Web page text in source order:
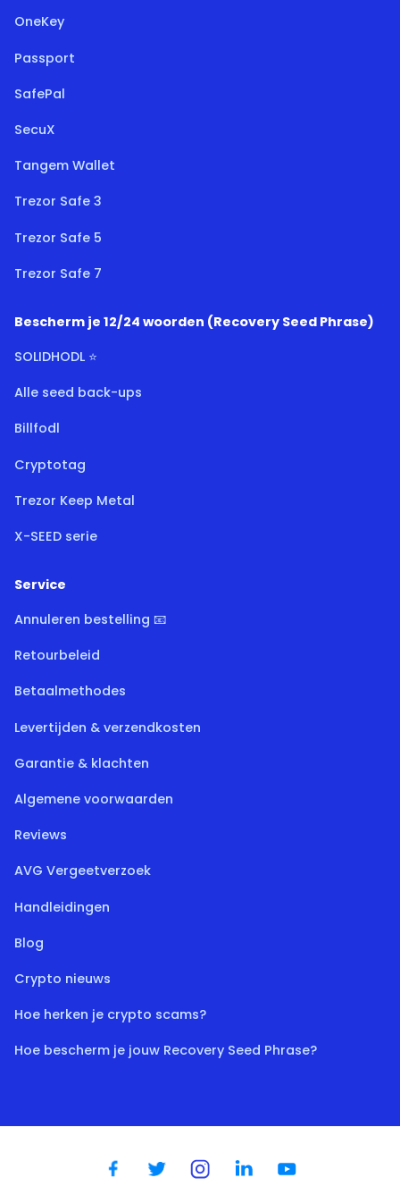
OneKey
Passport
SafePal
SecuX
Tangem Wallet
Trezor Safe 3
Trezor Safe 5
Trezor Safe 7
Bescherm je 12/24 woorden (Recovery Seed Phrase)
SOLIDHODL ⭐
Alle seed back-ups
Billfodl
Cryptotag
Trezor Keep Metal
X-SEED serie
Service
Annuleren bestelling 📧
Retourbeleid
Betaalmethodes
Levertijden & verzendkosten
Garantie & klachten
Algemene voorwaarden
Reviews
AVG Vergeetverzoek
Handleidingen
Blog
Crypto nieuws
Hoe herken je crypto scams?
Hoe bescherm je jouw Recovery Seed Phrase?